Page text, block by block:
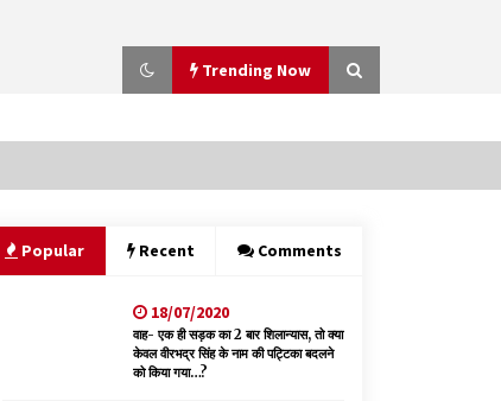
Trending Now
हर्ष महाजन
भवन एवं अन्य सन्निर्माण कामगार शीघ्र करवाएं ई-श्रम
पोर्टल पर पंजीकरण
05/08/2026
Popular Recent Comments
18/07/2020
वाह- एक ही सड़क का 2 बार शिलान्यास, तो क्या
केवल वीरभद्र सिंह के नाम की पट्टिका बदलने
को किया गया…?